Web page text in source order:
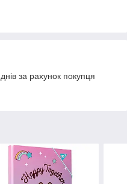
за рахунок покупця